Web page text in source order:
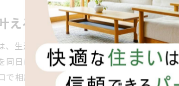
える小工事・大工事
、生活動線の細かな不便を一気に直せる
同日に組み合わせれば、「小さなお困りご
相談できると、段取りが一本化されて安